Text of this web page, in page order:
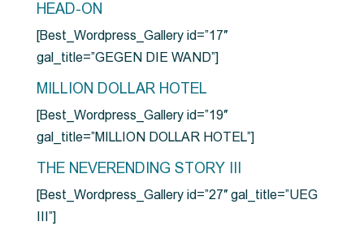
HEAD-ON
[Best_Wordpress_Gallery id=”17″
gal_title=”GEGEN DIE WAND”]
MILLION DOLLAR HOTEL
[Best_Wordpress_Gallery id=”19″
gal_title=”MILLION DOLLAR HOTEL”]
THE NEVERENDING STORY III
[Best_Wordpress_Gallery id=”27″ gal_title=”UEG
III”]